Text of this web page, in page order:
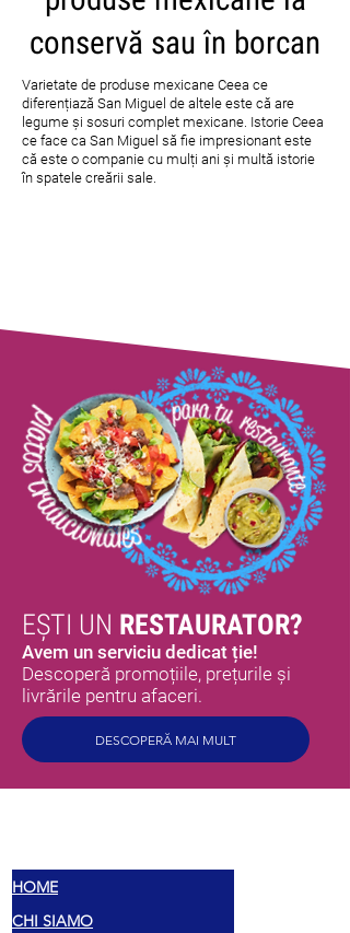
conservă sau în borcan
Varietate de produse mexicane Ceea ce
diferențiază San Miguel de altele este că are
legume și sosuri complet mexicane. Istorie Ceea
ce face ca San Miguel să fie impresionant este
că este o companie cu mulți ani și multă istorie
în spatele creării sale.
EȘTI UN RESTAURATOR?
Avem un serviciu dedicat ție!
Descoperă promoțiile, prețurile și
livrările pentru afaceri.
DESCOPERĂ MAI MULT
HOME
CHI SIAMO